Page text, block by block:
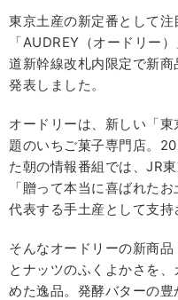
東京土産の新定番として
「AUDREY（オードリー
道新幹線改札内限定で新
発表しました。
オードリーは、新しい「
題のいちご菓子専門店。
た朝の情報番組では、JR
「贈って本当に喜ばれた
代表する手土産として支持
そんなオードリーの新商
とナッツのふくよかさを
めた逸品。発酵バターの